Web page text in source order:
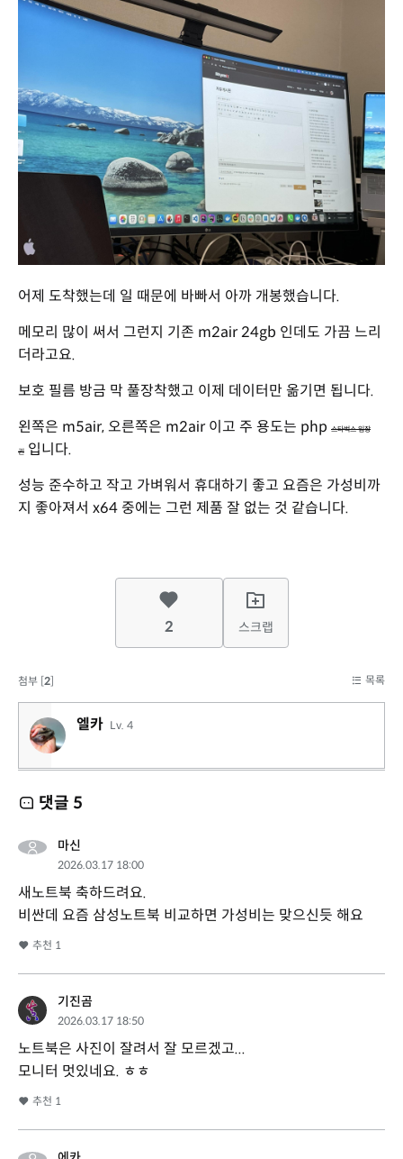
어제 도착했는데 일 때문에 바빠서 아까 개봉했습니다.
메모리 많이 써서 그런지 기존 m2air 24gb 인데도 가끔 느리
더라고요.
보호 필름 방금 막 풀장착했고 이제 데이터만 옮기면 됩니다.
왼쪽은 m5air, 오른쪽은 m2air 이고 주 용도는 php 스타벅스 입장
권 입니다.
성능 준수하고 작고 가벼워서 휴대하기 좋고 요즘은 가성비까
지 좋아져서 x64 중에는 그런 제품 잘 없는 것 같습니다.
2 스크랩
첨부 [2] 목록
엘카 Lv. 4
댓글 5
마신
2026.03.17 18:00
새노트북 축하드려요.
비싼데 요즘 삼성노트북 비교하면 가성비는 맞으신듯 해요
추천 1
기진곰
2026.03.17 18:50
노트북은 사진이 잘려서 잘 모르겠고...
모니터 멋있네요. ㅎㅎ
추천 1